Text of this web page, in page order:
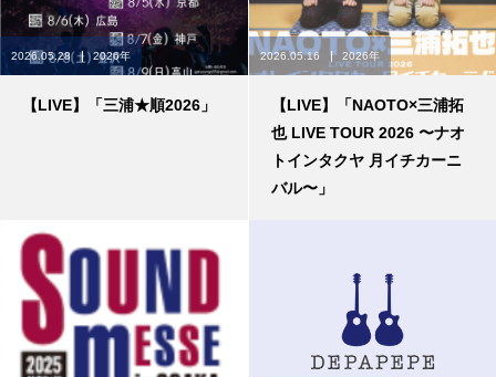
2026.05.28 2026年
【LIVE】「三浦★順2026」
2026.05.16 2026年
【LIVE】「NAOTO×三浦拓
也 LIVE TOUR 2026 〜ナオ
トインタクヤ 月イチカーニ
バル〜」